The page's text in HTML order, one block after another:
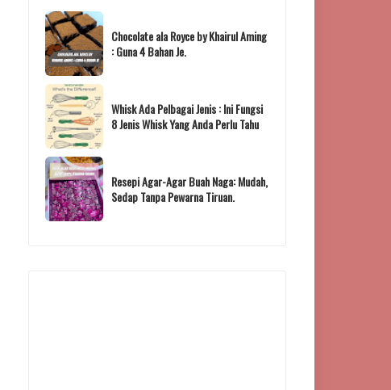
Chocolate ala Royce by Khairul Aming
: Guna 4 Bahan Je.
Whisk Ada Pelbagai Jenis : Ini Fungsi
8 Jenis Whisk Yang Anda Perlu Tahu
Resepi Agar-Agar Buah Naga: Mudah,
Sedap Tanpa Pewarna Tiruan.